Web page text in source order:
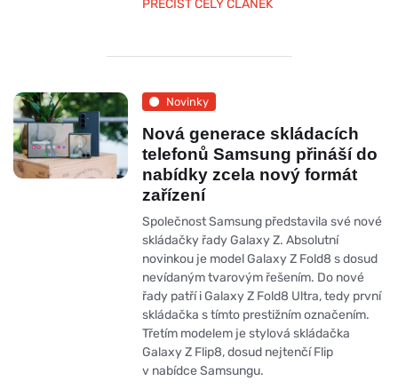
PŘEČÍST CELÝ ČLÁNEK
Novinky
Nová generace skládacích
telefonů Samsung přináší do
nabídky zcela nový formát
zařízení
Společnost Samsung představila své nové
skládačky řady Galaxy Z. Absolutní
novinkou je model Galaxy Z Fold8 s dosud
nevídaným tvarovým řešením. Do nové
řady patří i Galaxy Z Fold8 Ultra, tedy první
skládačka s tímto prestižním označením.
Třetím modelem je stylová skládačka
Galaxy Z Flip8, dosud nejtenčí Flip
v nabídce Samsungu.